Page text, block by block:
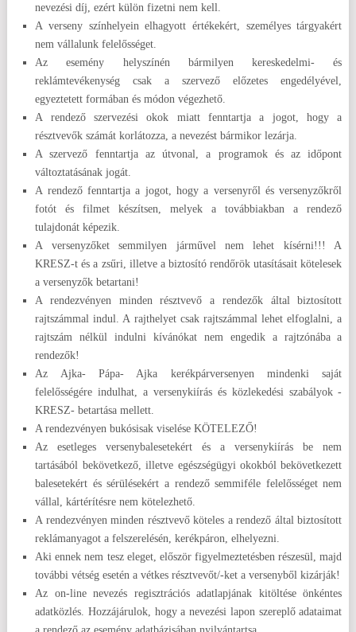
nevezési díj, ezért külön fizetni nem kell.
A verseny színhelyein elhagyott értékekért, személyes tárgyakért
nem vállalunk felelősséget.
Az esemény helyszínén bármilyen kereskedelmi- és
reklámtevékenység csak a szervező előzetes engedélyével,
egyeztetett formában és módon végezhető.
A rendező szervezési okok miatt fenntartja a jogot, hogy a
résztvevők számát korlátozza, a nevezést bármikor lezárja.
A szervező fenntartja az útvonal, a programok és az időpont
változtatásának jogát.
A rendező fenntartja a jogot, hogy a versenyről és versenyzőkről
fotót és filmet készítsen, melyek a továbbiakban a rendező
tulajdonát képezik.
A versenyzőket semmilyen járművel nem lehet kísérni!!! A
KRESZ-t és a zsűri, illetve a biztosító rendőrök utasításait kötelesek
a versenyzők betartani!
A rendezvényen minden résztvevő a rendezők által biztosított
rajtszámmal indul. A rajthelyet csak rajtszámmal lehet elfoglalni, a
rajtszám nélkül indulni kívánókat nem engedik a rajtzónába a
rendezők!
Az Ajka- Pápa- Ajka kerékpárversenyen mindenki saját
felelősségére indulhat, a versenykiírás és közlekedési szabályok -
KRESZ- betartása mellett.
A rendezvényen bukósisak viselése KÖTELEZŐ!
Az esetleges versenybalesetekért és a versenykiírás be nem
tartásából bekövetkező, illetve egészségügyi okokból bekövetkezett
balesetekért és sérülésekért a rendező semmiféle felelősséget nem
vállal, kártérítésre nem kötelezhető.
A rendezvényen minden résztvevő köteles a rendező által biztosított
reklámanyagot a felszerelésén, kerékpáron, elhelyezni.
Aki ennek nem tesz eleget, először figyelmeztetésben részesül, majd
további vétség esetén a vétkes résztvevőt/-ket a versenyből kizárják!
Az on-line nevezés regisztrációs adatlapjának kitöltése önkéntes
adatközlés. Hozzájárulok, hogy a nevezési lapon szereplő adataimat